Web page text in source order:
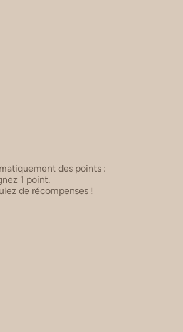
des points :
1 point.
de récompenses !